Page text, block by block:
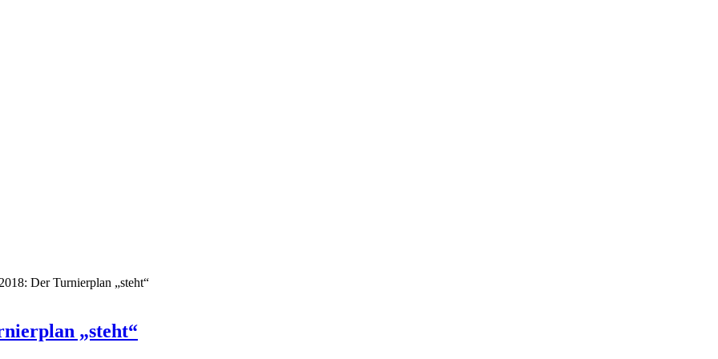
Der Turnierplan „steht“
„steht“